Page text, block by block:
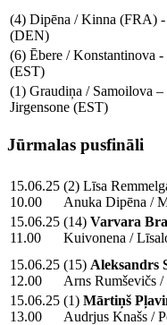
(4) Dipēna / Kinna (FRA)
(DEN)
(6) Ēbere / Konstantinova
(EST)
(1) Graudiņa / Samoilova
Jirgensone (EST)
Jūrmalas pusfināli
15.06.25
10.00
(2) Līsa
Anuka Dipēna /
15.06.25
11.00
(14) Varvara
Kuivonena /
15.06.25
12.00
(15) Aleksandrs
Arns Rumševičs
15.06.25
13.00
(1) Mārtiņš
Audrjus Knašs /